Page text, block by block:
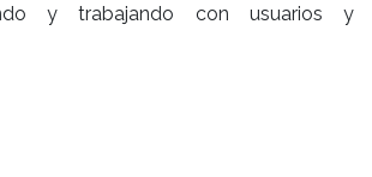
y trabajando con usuarios y